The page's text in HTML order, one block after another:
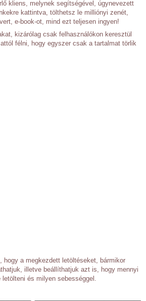
kliens, melynek segítségével, úgynevezett
kattintva, tölthetsz le milliónyi zenét,
e-book-ot, mind ezt teljesen ingyen!
kizárólag csak felhasználókon keresztül
félni, hogy egyszer csak a tartalmat törlik
hogy a megkezdett letöltéseket, bármikor
illetve beállíthatjuk azt is, hogy mennyi
és milyen sebességgel.